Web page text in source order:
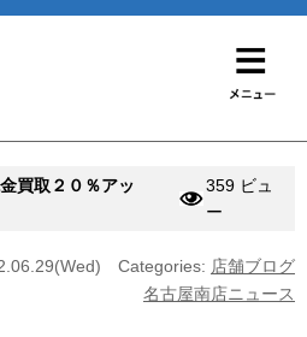
買取２０％アッ
359 ビュ
ー
Categories: 店舗ブログ
名古屋南店ニュース